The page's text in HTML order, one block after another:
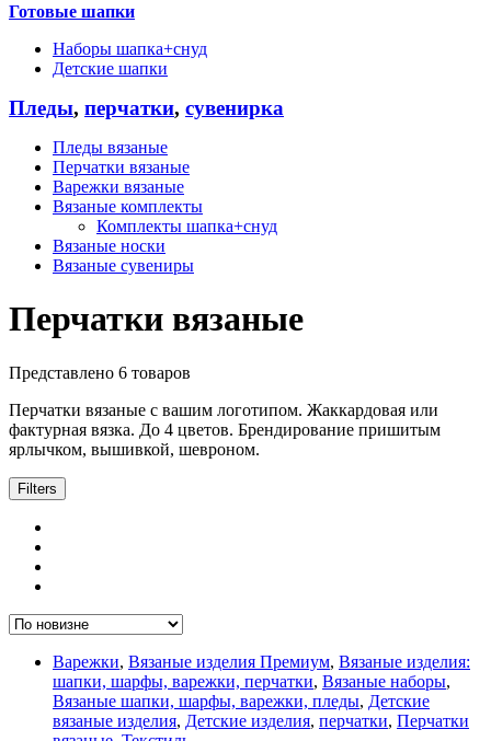
Готовые шапки
Наборы шапка+снуд
Детские шапки
Пледы, перчатки, сувенирка
Пледы вязаные
Перчатки вязаные
Варежки вязаные
Вязаные комплекты
Комплекты шапка+снуд
Вязаные носки
Вязаные сувениры
Перчатки вязаные
Представлено 6 товаров
Перчатки вязаные с вашим логотипом. Жаккардовая или
фактурная вязка. До 4 цветов. Брендирование пришитым
ярлычком, вышивкой, шевроном.
Filters
Варежки, Вязаные изделия Премиум, Вязаные изделия:
шапки, шарфы, варежки, перчатки, Вязаные наборы,
Вязаные шапки, шарфы, варежки, пледы, Детские
вязаные изделия, Детские изделия, перчатки, Перчатки